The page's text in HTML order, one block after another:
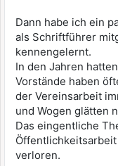
Dann habe ich ein
als Schriftführer
kennengelernt.
In den Jahren
Vorstände haben
der Vereinsarbeit
und Wogen glätten
Das eingentliche
verloren.